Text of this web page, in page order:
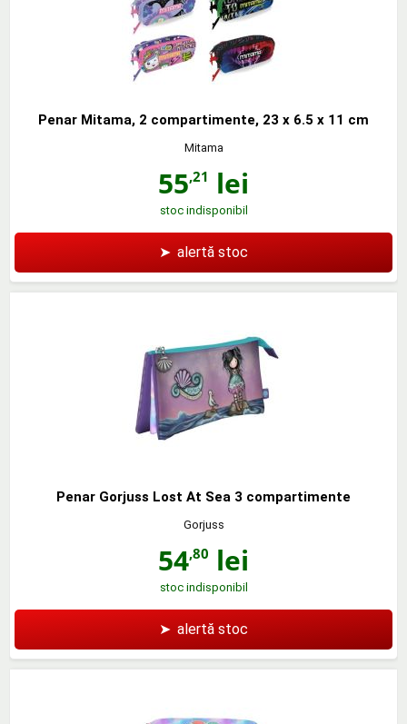
Penar Mitama, 2 compartimente, 23 x 6.5 x 11 cm
Mitama
55,21 lei
stoc indisponibil
➤ alertă stoc
Penar Gorjuss Lost At Sea 3 compartimente
Gorjuss
54,80 lei
stoc indisponibil
➤ alertă stoc